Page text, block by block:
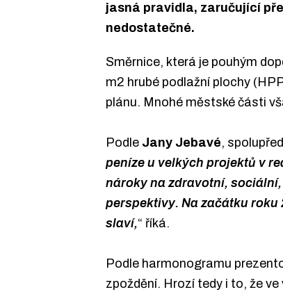
jasná pravidla, zaručující
nedostatečné.
Směrnice, která je pouhým
m2 hrubé podlažní plochy
plánu. Mnohé městské části
Podle Jany Jebavé,
peníze u velkých projektů v
nároky na zdravotní,
perspektivy. Na začátku roku
slaví,“ říká.
Podle harmonogramu
zpoždění. Hrozí tedy i to, že